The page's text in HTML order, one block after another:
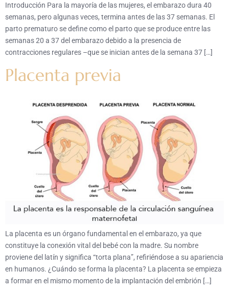
Introducción Para la mayoría de las mujeres, el embarazo dura 40
semanas, pero algunas veces, termina antes de las 37 semanas. El
parto prematuro se define como el parto que se produce entre las
semanas 20 a 37 del embarazo debido a la presencia de
contracciones regulares –que se inician antes de la semana 37 […]
Placenta previa
La placenta es un órgano fundamental en el embarazo, ya que
constituye la conexión vital del bebé con la madre. Su nombre
proviene del latín y significa “torta plana”, refiriéndose a su apariencia
en humanos. ¿Cuándo se forma la placenta? La placenta se empieza
a formar en el mismo momento de la implantación del embrión […]